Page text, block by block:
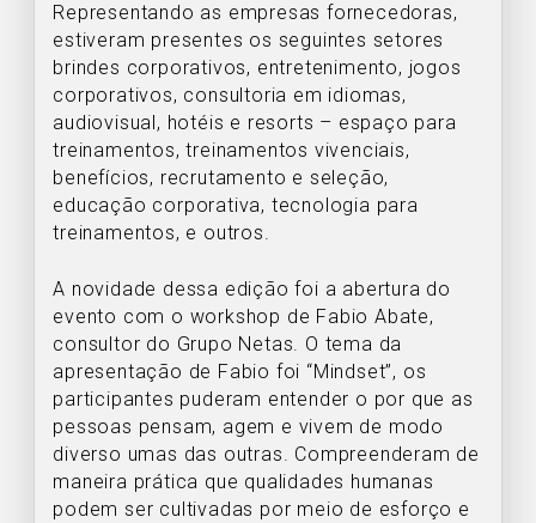
Representando as empresas fornecedoras,
estiveram presentes os seguintes setores
brindes corporativos, entretenimento, jogos
corporativos, consultoria em idiomas,
audiovisual, hotéis e resorts – espaço para
treinamentos, treinamentos vivenciais,
benefícios, recrutamento e seleção,
educação corporativa, tecnologia para
treinamentos, e outros.
A novidade dessa edição foi a abertura do
evento com o workshop de Fabio Abate,
consultor do Grupo Netas. O tema da
apresentação de Fabio foi “Mindset”, os
participantes puderam entender o por que as
pessoas pensam, agem e vivem de modo
diverso umas das outras. Compreenderam de
maneira prática que qualidades humanas
podem ser cultivadas por meio de esforço e